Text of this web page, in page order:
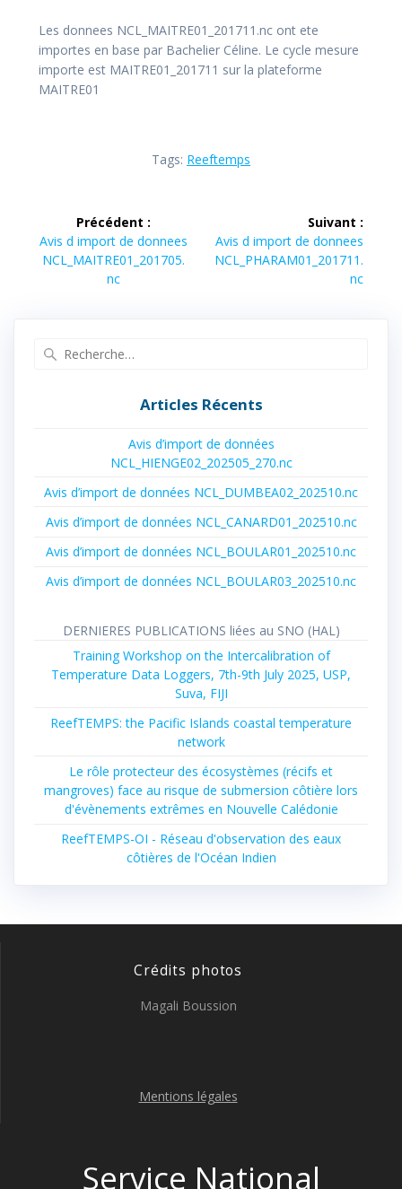
Les donnees NCL_MAITRE01_201711.nc ont ete
importes en base par Bachelier Céline. Le cycle mesure
importe est MAITRE01_201711 sur la plateforme
MAITRE01
Tags: Reeftemps
Navigation
de
l’article
Précédent :
Article
précédent :
Avis d import de donnees
NCL_MAITRE01_201705.
nc
Suivant :
Article
suivant :
Avis d import de donnees
NCL_PHARAM01_201711.
nc
Articles Récents
Avis d’import de données
NCL_HIENGE02_202505_270.nc
Avis d’import de données NCL_DUMBEA02_202510.nc
Avis d’import de données NCL_CANARD01_202510.nc
Avis d’import de données NCL_BOULAR01_202510.nc
Avis d’import de données NCL_BOULAR03_202510.nc
DERNIERES PUBLICATIONS liées au SNO (HAL)
Training Workshop on the Intercalibration of
Temperature Data Loggers, 7th-9th July 2025, USP,
Suva, FIJI
ReefTEMPS: the Pacific Islands coastal temperature
network
Le rôle protecteur des écosystèmes (récifs et
mangroves) face au risque de submersion côtière lors
d'évènements extrêmes en Nouvelle Calédonie
ReefTEMPS-OI - Réseau d'observation des eaux
côtières de l'Océan Indien
Crédits photos
Magali Boussion
Mentions légales
Service National